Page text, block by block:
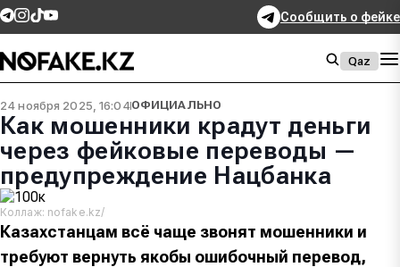
Сообщить о фейке
Qaz
24 ноября 2025, 16:04ОФИЦИАЛЬНО
Как мошенники крадут деньги
через фейковые переводы —
предупреждение Нацбанка
Коллаж: nofake.kz/
Казахстанцам всё чаще звонят мошенники и
требуют вернуть якобы ошибочный перевод,